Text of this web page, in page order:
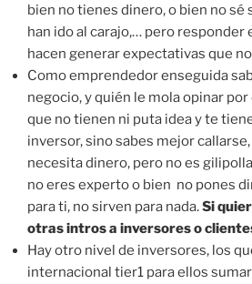
bien no tienes dinero, o bien no sé
han ido al carajo,… pero responder
hacen generar expectativas que
Como emprendedor enseguida
negocio, y quién le mola opinar
que no tienen ni puta idea y te
inversor, sino sabes mejor
necesita dinero, pero no es
no eres experto o bien no pones
para ti, no sirven para nada.Si
otras intros a inversores o
Hay otro nivel de inversores, los
internacional tier1 para ellos